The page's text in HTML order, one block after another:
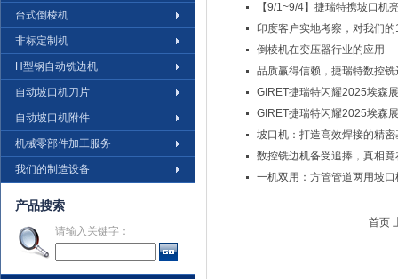
台式倒棱机
非标定制机
H型钢自动铣边机
自动坡口机刀片
自动坡口机附件
机械零部件加工服务
我们的制造设备
产品搜索
请输入关键字：
【9/1~9/4】捷瑞特携坡口机
印度客户实地考察，对我们
倒棱机在变压器行业的应用
品质赢得信赖，捷瑞特数控
GIRET捷瑞特闪耀2025埃森
GIRET捷瑞特闪耀2025埃森
坡口机：打造高效焊接的精
数控铣边机备受追捧，真相竟
一机双用：方管管道两用坡
首页